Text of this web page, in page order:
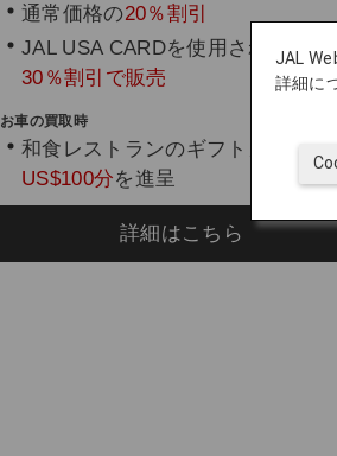
通常価格の20％割引
JAL USA CARDを使用された場合
30％割引で販売
お車の買取時
和食レストランのギフトカード
US$100分を進呈
詳細はこちら
JAL
詳細に